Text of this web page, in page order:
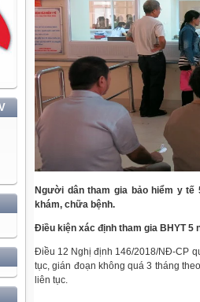
Người dân tham gia bảo hiểm y
khám, chữa bệnh.
Điều kiện xác định tham gia BHYT 5
Điều 12 Nghị định 146/2018/NĐ-CP
tục, gián đoạn không quá 3 tháng
liên tục.